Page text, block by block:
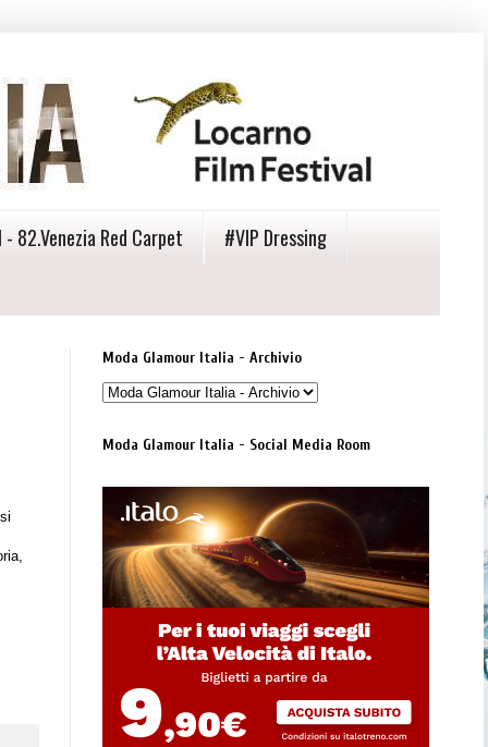
- 82.Venezia Red Carpet #VIP Dressing
Moda Glamour Italia - Archivio
Moda Glamour Italia - Social Media Room